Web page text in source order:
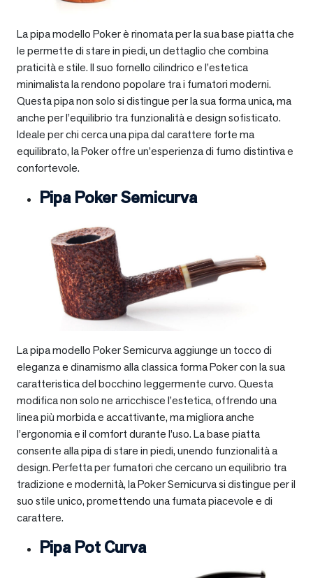
La pipa modello Poker è rinomata per la sua base piatta che
le permette di stare in piedi, un dettaglio che combina
praticità e stile. Il suo fornello cilindrico e l’estetica
minimalista la rendono popolare tra i fumatori moderni.
Questa pipa non solo si distingue per la sua forma unica, ma
anche per l’equilibrio tra funzionalità e design sofisticato.
Ideale per chi cerca una pipa dal carattere forte ma
equilibrato, la Poker offre un’esperienza di fumo distintiva e
confortevole.
Pipa Poker Semicurva
La pipa modello Poker Semicurva aggiunge un tocco di
eleganza e dinamismo alla classica forma Poker con la sua
caratteristica del bocchino leggermente curvo. Questa
modifica non solo ne arricchisce l’estetica, offrendo una
linea più morbida e accattivante, ma migliora anche
l’ergonomia e il comfort durante l’uso. La base piatta
consente alla pipa di stare in piedi, unendo funzionalità a
design. Perfetta per fumatori che cercano un equilibrio tra
tradizione e modernità, la Poker Semicurva si distingue per il
suo stile unico, promettendo una fumata piacevole e di
carattere.
Pipa Pot Curva